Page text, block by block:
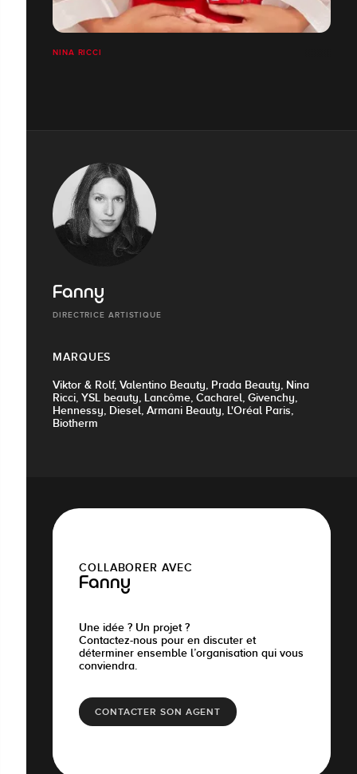
NINA RICCI
Fanny
DIRECTRICE ARTISTIQUE
MARQUES
Viktor & Rolf, Valentino Beauty, Prada Beauty, Nina
Ricci, YSL beauty, Lancôme, Cacharel, Givenchy,
Hennessy, Diesel, Armani Beauty, L'Oréal Paris,
Biotherm
COLLABORER AVEC
Fanny
Une idée ? Un projet ?
Contactez-nous pour en discuter et
déterminer ensemble l’organisation qui vous
conviendra.
CONTACTER SON AGENT